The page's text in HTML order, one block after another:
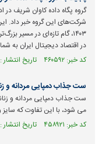
گروه پگاه داده کاوان شریف در
شرکت‌های این گروه خبر داد.
۱۴۰۳، گام تازه‌ای در مسیر
در اقتصاد دیجیتال ایران به
کد خبر: ۴۶۰۵۹۲ تاریخ انتشار : ۱۴۰۵/۰۳/۳۱
ست جذاب دمپایی مردانه و
ست جذاب دمپایی مردانه و
می شود، با این تفاوت که
کد خبر: ۴۵۸۹۲۱ تاریخ انتشار : ۱۴۰۵/۰۳/۱۶